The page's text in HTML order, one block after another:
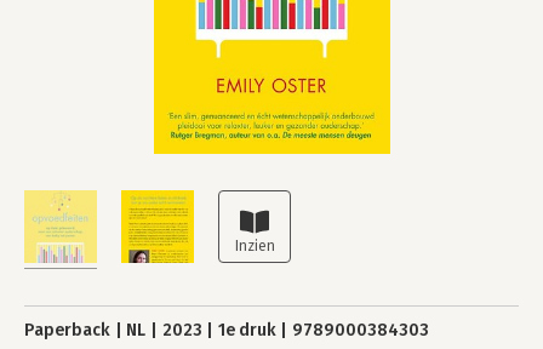
Paperback NL 2023 1e druk 9789000384303